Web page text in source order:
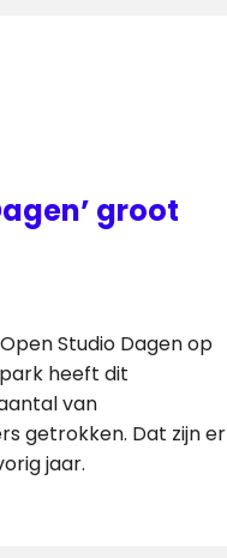
groot
Studio Dagen op
heeft dit
van
getrokken. Dat zijn er
jaar.